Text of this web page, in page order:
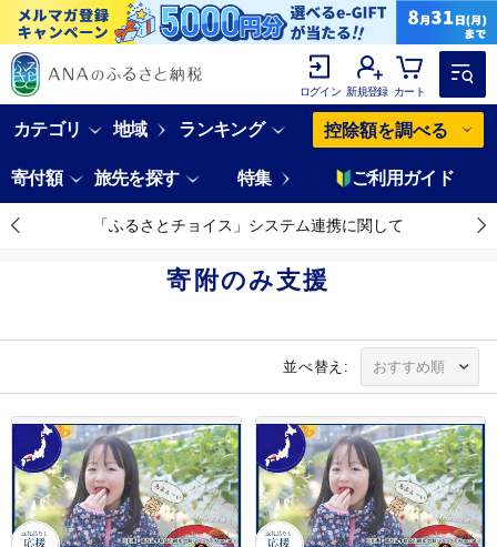
ログイン 新規登録 カート
カテゴリ 地域 ランキング 控除額を調べる
寄付額 旅先を探す 特集 ご利用ガイド
「ふるさとチョイス」システム連携に関して
寄附のみ支援
並べ替え: